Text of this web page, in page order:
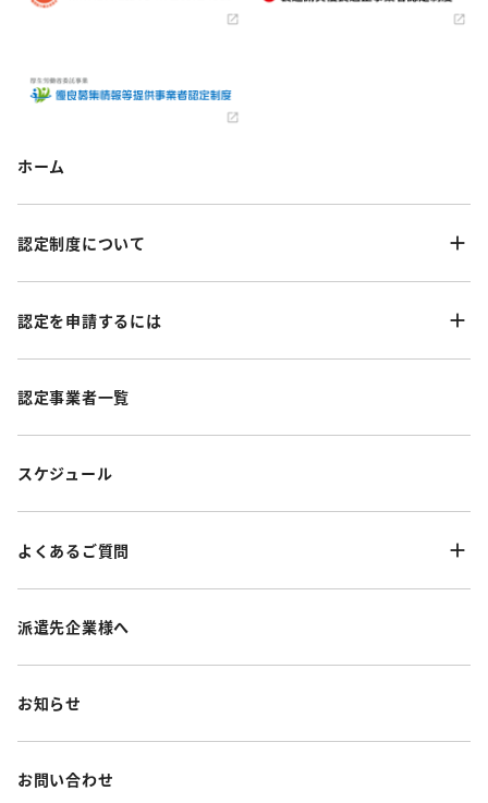
ホーム
認定制度について
認定を申請するには
認定事業者一覧
スケジュール
よくあるご質問
派遣先企業様へ
お知らせ
お問い合わせ